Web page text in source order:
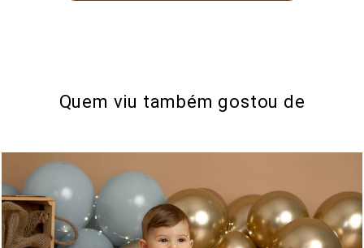
Quem viu também gostou de